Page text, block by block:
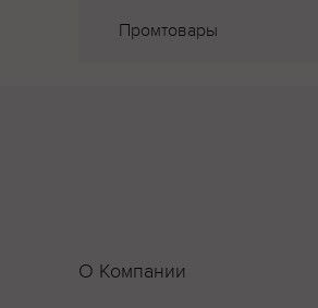
Промтовары
О Компании